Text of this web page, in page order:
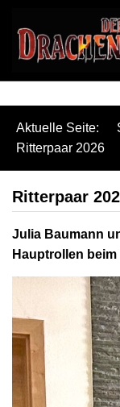
Aktuelle Seite:
Ritterpaar 2026
Ritterpaar
Julia Baumann
Hauptrollen